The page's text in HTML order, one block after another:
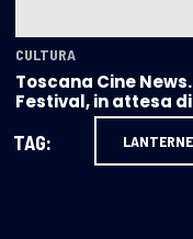
CULTURA
Toscana Cine
Festival, in attesa
TAG: